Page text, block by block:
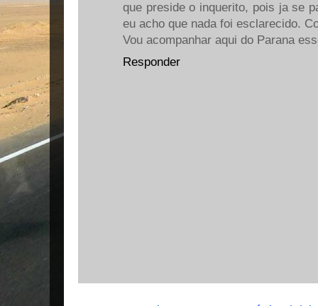
que preside o inquerito, pois ja se
eu acho que nada foi esclarecido.
Vou acompanhar aqui do Parana
Responder